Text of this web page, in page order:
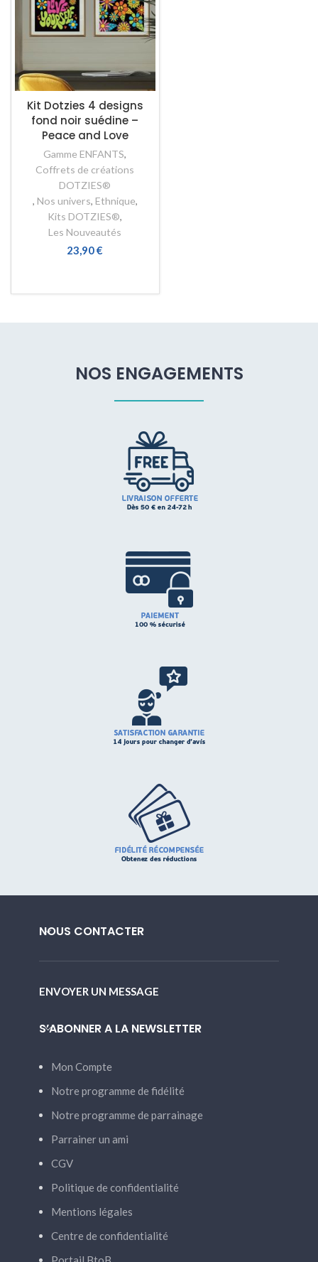
Kit Dotzies 4 designs
fond noir suédine –
Peace and Love
Gamme ENFANTS,
Coffrets de créations
DOTZIES®
, Nos univers, Ethnique,
Kits DOTZIES®,
Les Nouveautés
23,90€
NOS ENGAGEMENTS
NOUS CONTACTER
ENVOYER UN MESSAGE
S’ABONNER A LA NEWSLETTER
Mon Compte
Notre programme de fidélité
Notre programme de parrainage
Parrainer un ami
CGV
Politique de confidentialité
Mentions légales
Centre de confidentialité